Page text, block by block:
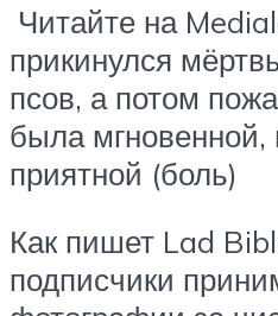
Читайте на
прикинулся
псов, а потом
была мгновенной,
приятной (боль)
Как пишет Lad
подписчики